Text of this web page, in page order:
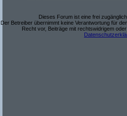
Dieses Forum ist eine frei
Der Betreiber übernimmt keine Verantwortung für
Recht vor, Beiträge mit rechtswidrigem